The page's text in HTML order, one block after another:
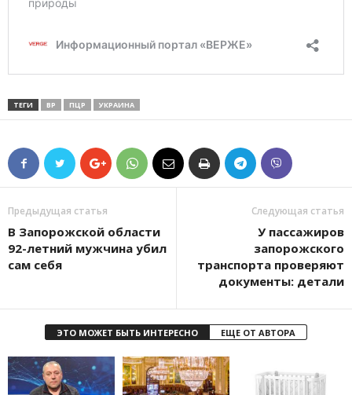
ТЕГИ ВР ПЦР УКРАИНА
Предыдущая статья
В Запорожской области
92-летний мужчина убил
сам себя
Следующая статья
У пассажиров
запорожского
транспорта проверяют
документы: детали
ЭТО МОЖЕТ БЫТЬ ИНТЕРЕСНО ЕЩЕ ОТ АВТОРА